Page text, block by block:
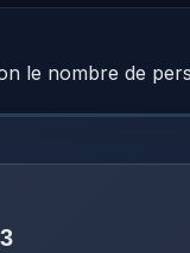
le nombre de